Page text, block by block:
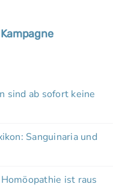
sind ab sofort keine
Sanguinaria und
ist raus